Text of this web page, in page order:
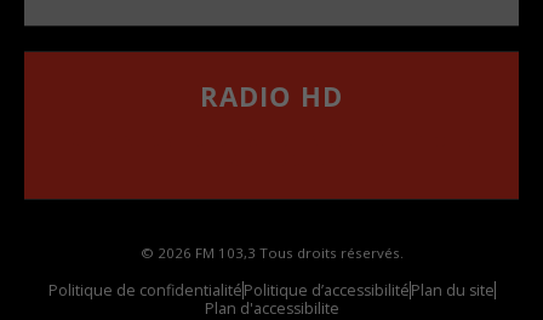
RADIO HD
© 2026 FM 103,3 Tous droits réservés.
Politique de confidentialitéPolitique d’accessibilitéPlan du site
Plan d'accessibilite